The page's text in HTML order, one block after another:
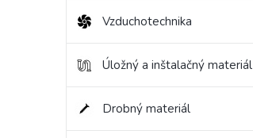
Vzduchotechnika
Úložný a inštalačný materiál
Drobný materiál